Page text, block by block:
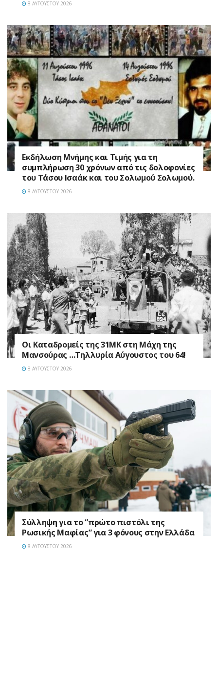
8 ΑΥΓΟΎΣΤΟΥ 2026
Εκδήλωση Μνήμης και Τιμής για τη
συμπλήρωση 30 χρόνων από τις δολοφονίες
του Τάσου Ισαάκ και του Σολωμού Σολωμού.
8 ΑΥΓΟΎΣΤΟΥ 2026
Οι Καταδρομείς της 31ΜΚ στη Mάχη της
Μανσούρας …Τηλλυρία Αύγουστος του 64!
8 ΑΥΓΟΎΣΤΟΥ 2026
Σύλληψη για το “πρώτο πιστόλι της
Ρωσικής Μαφίας” για 3 φόνους στην Ελλάδα
8 ΑΥΓΟΎΣΤΟΥ 2026